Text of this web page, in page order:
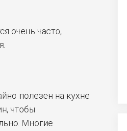
очень часто,
полезен на кухне
чтобы
Многие